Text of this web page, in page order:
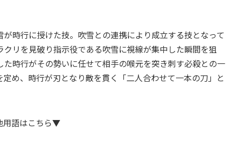
時行に授けた技。吹雪との連携により成立する技となって
リを見破り指示役である吹雪に視線が集中した瞬間を狙
時行がその勢いに任せて相手の喉元を突き刺す必殺との一
め、時行が刃となり敵を貫く「二人合わせて一本の刀」と
語はこちら▼